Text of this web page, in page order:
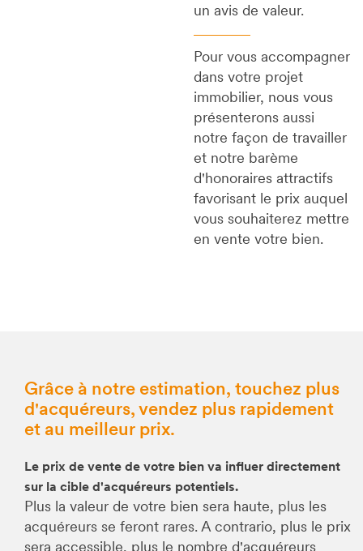
un avis de valeur.
Pour vous accompagner
dans votre projet
immobilier, nous vous
présenterons aussi
notre façon de travailler
et notre barème
d'honoraires attractifs
favorisant le prix auquel
vous souhaiterez mettre
en vente votre bien.
Grâce à notre estimation, touchez plus
d'acquéreurs, vendez plus rapidement
et au meilleur prix.
Le prix de vente de votre bien va influer directement
sur la cible d'acquéreurs potentiels.
Plus la valeur de votre bien sera haute, plus les
acquéreurs se feront rares. A contrario, plus le prix